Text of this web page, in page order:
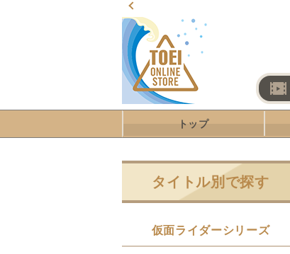
トップ
タイトル別で探す
仮面ライダーシリーズ